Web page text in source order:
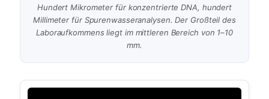
Hundert Mikrometer für konzentrierte DNA, hundert
Millimeter für Spurenwasseranalysen. Der Großteil des
Laboraufkommens liegt im mittleren Bereich von 1–10
mm.